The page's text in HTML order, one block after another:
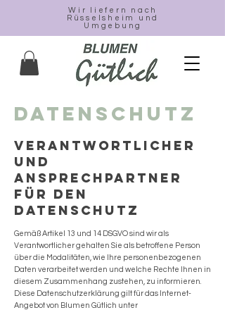
Wir liefern nach
Rüsselsheim und
Umgebung
DATENSCHUTZ
Verantwortlicher
und
Ansprechpartner
für den
Datenschutz
Gemäß Artikel 13 und 14 DSGVO sind wir als
Verantwortlicher gehalten Sie als betroffene Person
über die Modalitäten, wie Ihre personenbezogenen
Daten verarbeitet werden und welche Rechte Ihnen in
diesem Zusammenhang zustehen, zu informieren.
Diese Datenschutzerklärung gilt für das Internet-
Angebot von Blumen Gütlich unter